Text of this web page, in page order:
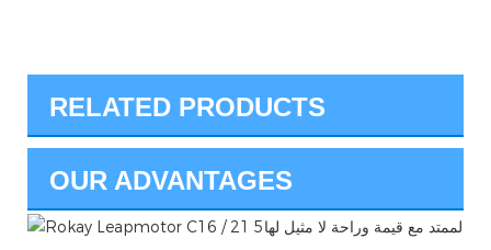
RELATED PRODUCTS
OUR ADVANTAGES